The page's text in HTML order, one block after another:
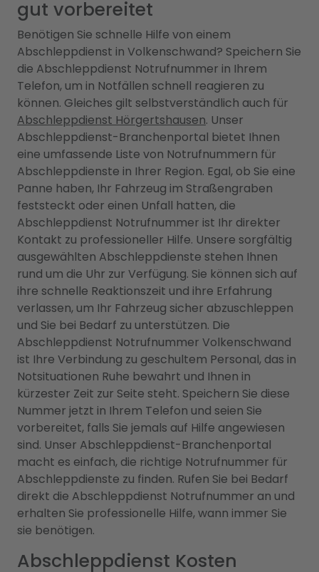
gut vorbereitet
Benötigen Sie schnelle Hilfe von einem
Abschleppdienst in Volkenschwand? Speichern Sie
die Abschleppdienst Notrufnummer in Ihrem
Telefon, um in Notfällen schnell reagieren zu
können. Gleiches gilt selbstverständlich auch für
Abschleppdienst Hörgertshausen. Unser
Abschleppdienst-Branchenportal bietet Ihnen
eine umfassende Liste von Notrufnummern für
Abschleppdienste in Ihrer Region. Egal, ob Sie eine
Panne haben, Ihr Fahrzeug im Straßengraben
feststeckt oder einen Unfall hatten, die
Abschleppdienst Notrufnummer ist Ihr direkter
Kontakt zu professioneller Hilfe. Unsere sorgfältig
ausgewählten Abschleppdienste stehen Ihnen
rund um die Uhr zur Verfügung. Sie können sich auf
ihre schnelle Reaktionszeit und ihre Erfahrung
verlassen, um Ihr Fahrzeug sicher abzuschleppen
und Sie bei Bedarf zu unterstützen. Die
Abschleppdienst Notrufnummer Volkenschwand
ist Ihre Verbindung zu geschultem Personal, das in
Notsituationen Ruhe bewahrt und Ihnen in
kürzester Zeit zur Seite steht. Speichern Sie diese
Nummer jetzt in Ihrem Telefon und seien Sie
vorbereitet, falls Sie jemals auf Hilfe angewiesen
sind. Unser Abschleppdienst-Branchenportal
macht es einfach, die richtige Notrufnummer für
Abschleppdienste zu finden. Rufen Sie bei Bedarf
direkt die Abschleppdienst Notrufnummer an und
erhalten Sie professionelle Hilfe, wann immer Sie
sie benötigen.
Abschleppdienst Kosten